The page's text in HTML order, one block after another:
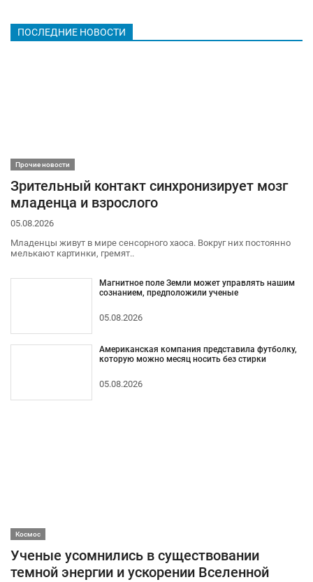
ПОСЛЕДНИЕ НОВОСТИ
Прочие новости
Зрительный контакт синхронизирует мозг
младенца и взрослого
05.08.2026
Младенцы живут в мире сенсорного хаоса. Вокруг них постоянно
мелькают картинки, гремят..
Магнитное поле Земли может управлять нашим
сознанием, предположили ученые
05.08.2026
Американская компания представила футболку,
которую можно месяц носить без стирки
05.08.2026
Космос
Ученые усомнились в существовании
темной энергии и ускорении Вселенной